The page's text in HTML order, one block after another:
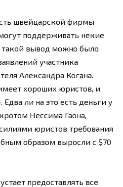
швейцарской фирмы
поддерживать некие
такой вывод можно было
участника
Александра Когана.
хороших юристов, и
Едва ли на это есть деньги у
Нессима Гаона,
юристов требования
образом выросли с $70
предоставлять все